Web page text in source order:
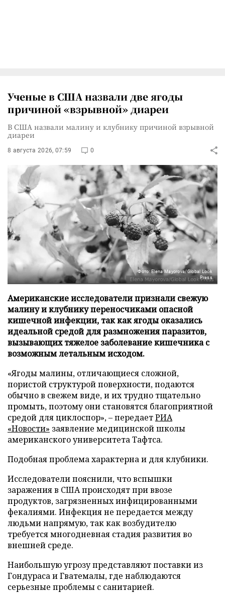
Ученые в США назвали две ягоды
причиной «взрывной» диареи
В США назвали малину и клубнику причиной взрывной
диареи
8 августа 2026, 07:59 0
Фото: Elena Mayorova/Global Look
Press
Американские исследователи признали свежую
малину и клубнику переносчиками опасной
кишечной инфекции, так как ягоды оказались
идеальной средой для размножения паразитов,
вызывающих тяжелое заболевание кишечника с
возможным летальным исходом.
«Ягоды малины, отличающиеся сложной,
пористой структурой поверхности, подаются
обычно в свежем виде, и их трудно тщательно
промыть, поэтому они становятся благоприятной
средой для циклоспор», – передаетРИА
«Новости» заявление медицинской школы
американского университета Тафтса.
Подобная проблема характерна и для клубники.
Исследователи пояснили, что вспышки
заражения в США происходят при ввозе
продуктов, загрязненных инфицированными
фекалиями. Инфекция не передается между
людьми напрямую, так как возбудителю
требуется многодневная стадия развития во
внешней среде.
Наибольшую угрозу представляют поставки из
Гондураса и Гватемалы, где наблюдаются
серьезные проблемы с санитарией.